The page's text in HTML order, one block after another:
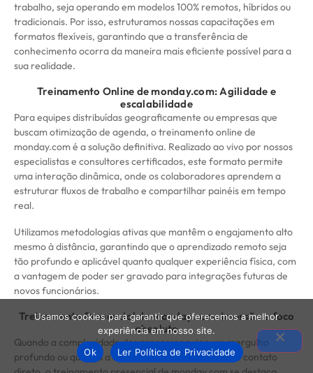
trabalho, seja operando em modelos 100% remotos, híbridos ou
tradicionais. Por isso, estruturamos nossas capacitações em
formatos flexíveis, garantindo que a transferência de
conhecimento ocorra da maneira mais eficiente possível para a
sua realidade.
Treinamento Online de monday.com: Agilidade e
escalabilidade
Para equipes distribuídas geograficamente ou empresas que
buscam otimização de agenda, o treinamento online de
monday.com é a solução definitiva. Realizado ao vivo por nossos
especialistas e consultores certificados, este formato permite
uma interação dinâmica, onde os colaboradores aprendem a
estruturar fluxos de trabalho e compartilhar painéis em tempo
real.
Utilizamos metodologias ativas que mantêm o engajamento alto
mesmo à distância, garantindo que o aprendizado remoto seja
tão profundo e aplicável quanto qualquer experiência física, com
a vantagem de poder ser gravado para integrações futuras de
novos funcionários.
Treinamento Presencial de monday.com: Imersão e foco
absoluto
Quando a complexidade dos processos exige um mergulho
profundo ou quando a cultura da empresa valoriza o contato
Usamos cookies para garantir que oferecemos a melhor
experiência em nosso site.
Ok
Ler Política de Privacidade